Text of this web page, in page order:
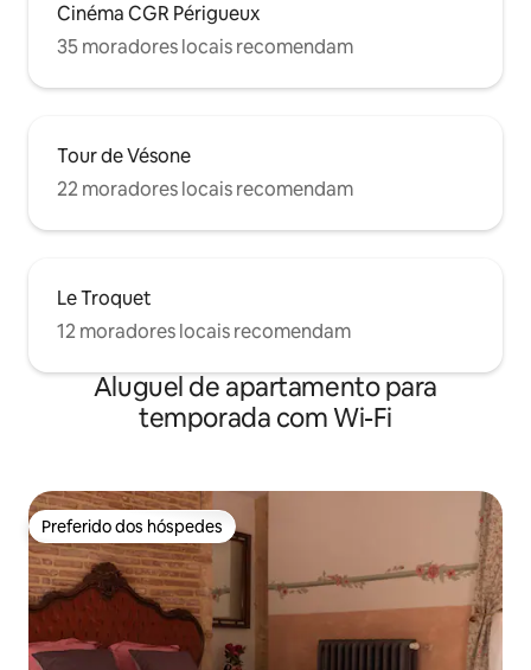
Cinéma CGR Périgueux
35 moradores locais recomendam
Tour de Vésone
22 moradores locais recomendam
Le Troquet
12 moradores locais recomendam
Aluguel de apartamento para
temporada com Wi-Fi
Preferido dos hóspedes
Preferido dos hóspedes